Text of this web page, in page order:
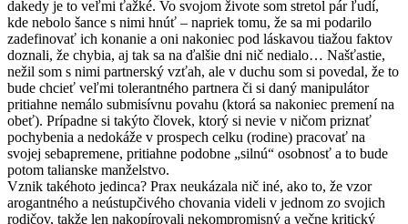
dakedy je to veľmi ťažké. Vo svojom živote som stretol pár ľudí,
kde nebolo šance s nimi hnúť – napriek tomu, že sa mi podarilo
zadefinovať ich konanie a oni nakoniec pod láskavou tiažou faktov
doznali, že chybia, aj tak sa na ďalšie dni nič nedialo… Našťastie,
nežil som s nimi partnerský vzťah, ale v duchu som si povedal, že to
bude chcieť veľmi tolerantného partnera či si daný manipulátor
pritiahne nemálo submisívnu povahu (ktorá sa nakoniec premení na
obeť). Prípadne si takýto človek, ktorý si nevie v ničom priznať
pochybenia a nedokáže v prospech celku (rodine) pracovať na
svojej sebapremene, pritiahne podobne „silnú“ osobnosť a to bude
potom talianske manželstvo.
Vznik takéhoto jedinca? Prax neukázala nič iné, ako to, že vzor
arogantného a neústupčivého chovania videli v jednom zo svojich
rodičov, takže len nakopírovali nekompromisný a večne kritický